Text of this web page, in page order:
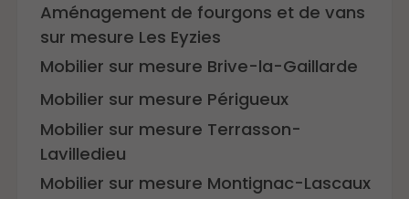
Aménagement de fourgons et de vans
sur mesure Les Eyzies
Mobilier sur mesure Brive-la-Gaillarde
Mobilier sur mesure Périgueux
Mobilier sur mesure Terrasson-
Lavilledieu
Mobilier sur mesure Montignac-Lascaux